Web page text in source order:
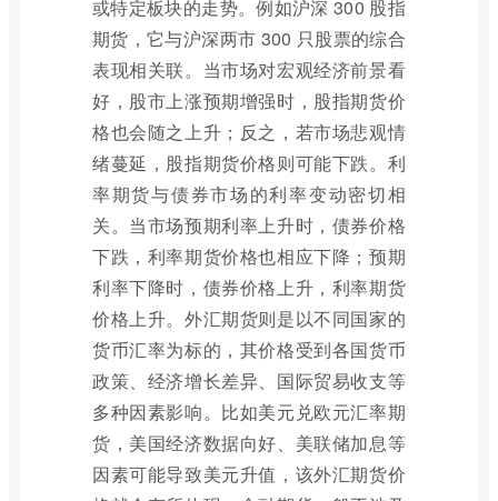
或特定板块的走势。例如沪深 300 股指
期货，它与沪深两市 300 只股票的综合
表现相关联。当市场对宏观经济前景看
好，股市上涨预期增强时，股指期货价
格也会随之上升；反之，若市场悲观情
绪蔓延，股指期货价格则可能下跌。利
率期货与债券市场的利率变动密切相
关。当市场预期利率上升时，债券价格
下跌，利率期货价格也相应下降；预期
利率下降时，债券价格上升，利率期货
价格上升。外汇期货则是以不同国家的
货币汇率为标的，其价格受到各国货币
政策、经济增长差异、国际贸易收支等
多种因素影响。比如美元兑欧元汇率期
货，美国经济数据向好、美联储加息等
因素可能导致美元升值，该外汇期货价